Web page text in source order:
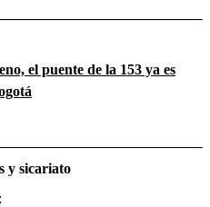
el puente de la 153 ya es
y sicariato